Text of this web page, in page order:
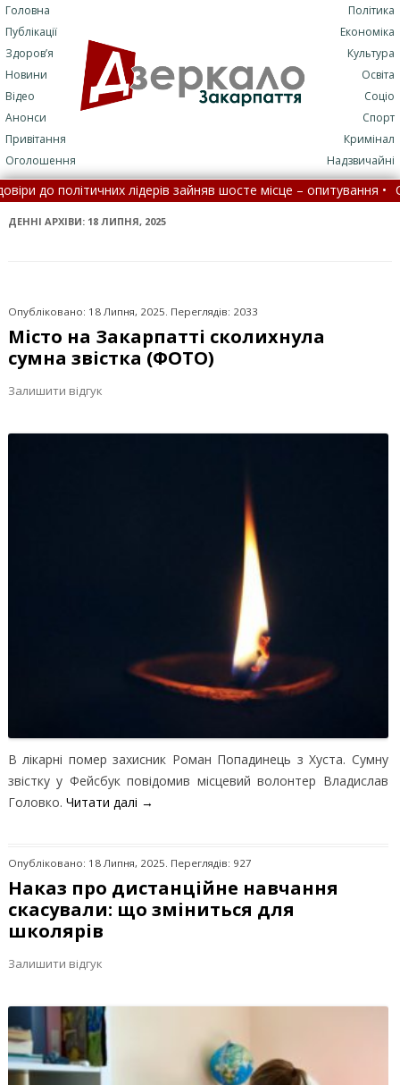
Головна
Публікації
Здоров’я
Новини
Відео
Анонси
Привітання
Оголошення
Політика
Економіка
Культура
Освіта
Соціо
Спорт
Кримінал
Надзвичайні
лідерів зайняв шосте місце – опитування • Село на
до лікарні стане складніше• На Закарпатті водність
ДЕННІ АРХІВИ: 18 ЛИПНЯ, 2025
Опубліковано: 18 Липня, 2025. Переглядів: 2033
Місто на Закарпатті сколихнула
сумна звістка (ФОТО)
Залишити відгук
В лікарні помер захисник Роман Попадинець з Хуста. Сумну
звістку у Фейсбук повідомив місцевий волонтер Владислав
Головко. Читати далі →
Опубліковано: 18 Липня, 2025. Переглядів: 927
Наказ про дистанційне навчання
скасували: що зміниться для
школярів
Залишити відгук